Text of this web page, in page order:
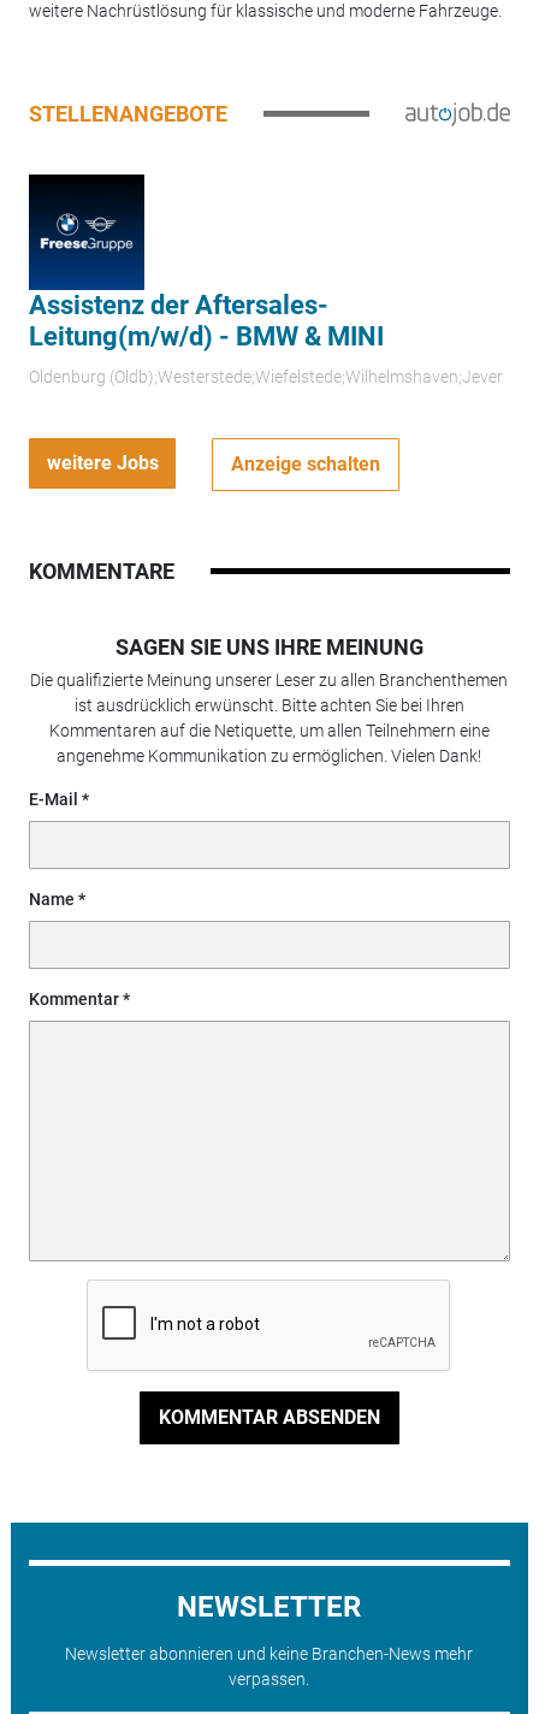
weitere Nachrüstlösung für klassische und moderne Fahrzeuge.
STELLENANGEBOTE
Assistenz der Aftersales-
Leitung(m/w/d) - BMW & MINI
Oldenburg (Oldb);Westerstede;Wiefelstede;Wilhelmshaven;Jever
weitere Jobs Anzeige schalten
KOMMENTARE
SAGEN SIE UNS IHRE MEINUNG
Die qualifizierte Meinung unserer Leser zu allen Branchenthemen
ist ausdrücklich erwünscht. Bitte achten Sie bei Ihren
Kommentaren auf die Netiquette, um allen Teilnehmern eine
angenehme Kommunikation zu ermöglichen. Vielen Dank!
E-Mail
Name
Kommentar
KOMMENTAR ABSENDEN
NEWSLETTER
Newsletter abonnieren und keine Branchen-News mehr
verpassen.